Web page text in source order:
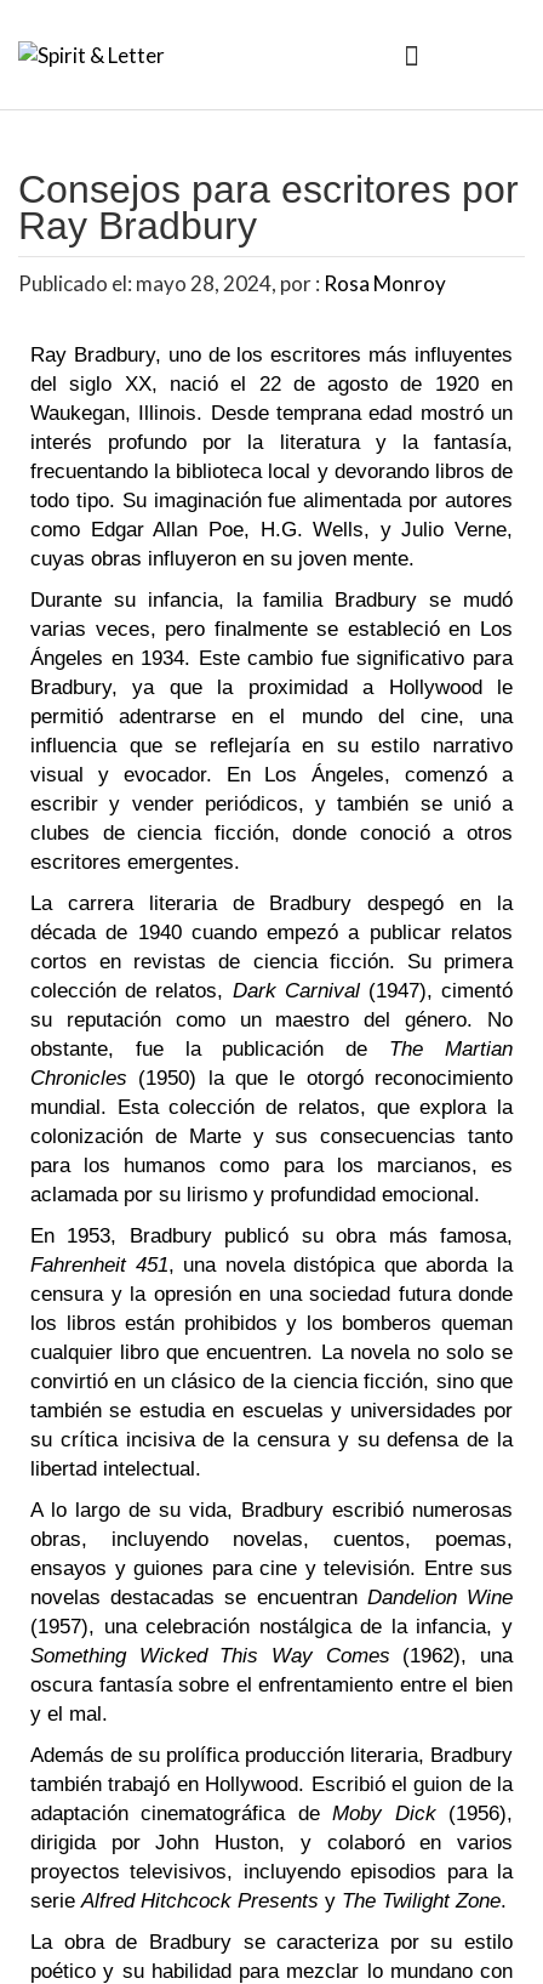
Consejos para escritores por
Ray Bradbury
Publicado el: mayo 28, 2024, por : Rosa Monroy
Ray Bradbury, uno de los escritores más influyentes
del siglo XX, nació el 22 de agosto de 1920 en
Waukegan, Illinois. Desde temprana edad mostró un
interés profundo por la literatura y la fantasía,
frecuentando la biblioteca local y devorando libros de
todo tipo. Su imaginación fue alimentada por autores
como Edgar Allan Poe, H.G. Wells, y Julio Verne,
cuyas obras influyeron en su joven mente.
Durante su infancia, la familia Bradbury se mudó
varias veces, pero finalmente se estableció en Los
Ángeles en 1934. Este cambio fue significativo para
Bradbury, ya que la proximidad a Hollywood le
permitió adentrarse en el mundo del cine, una
influencia que se reflejaría en su estilo narrativo
visual y evocador. En Los Ángeles, comenzó a
escribir y vender periódicos, y también se unió a
clubes de ciencia ficción, donde conoció a otros
escritores emergentes.
La carrera literaria de Bradbury despegó en la
década de 1940 cuando empezó a publicar relatos
cortos en revistas de ciencia ficción. Su primera
colección de relatos, Dark Carnival(1947), cimentó
su reputación como un maestro del género. No
obstante, fue la publicación de The Martian
Chronicles (1950) la que le otorgó reconocimiento
mundial. Esta colección de relatos, que explora la
colonización de Marte y sus consecuencias tanto
para los humanos como para los marcianos, es
aclamada por su lirismo y profundidad emocional.
En 1953, Bradbury publicó su obra más famosa,
Fahrenheit 451, una novela distópica que aborda la
censura y la opresión en una sociedad futura donde
los libros están prohibidos y los bomberos queman
cualquier libro que encuentren. La novela no solo se
convirtió en un clásico de la ciencia ficción, sino que
también se estudia en escuelas y universidades por
su crítica incisiva de la censura y su defensa de la
libertad intelectual.
A lo largo de su vida, Bradbury escribió numerosas
obras, incluyendo novelas, cuentos, poemas,
ensayos y guiones para cine y televisión. Entre sus
novelas destacadas se encuentran Dandelion Wine
(1957), una celebración nostálgica de la infancia, y
Something Wicked This Way Comes (1962), una
oscura fantasía sobre el enfrentamiento entre el bien
y el mal.
Además de su prolífica producción literaria, Bradbury
también trabajó en Hollywood. Escribió el guion de la
adaptación cinematográfica deMoby Dick(1956),
dirigida por John Huston, y colaboró en varios
proyectos televisivos, incluyendo episodios para la
serieAlfred Hitchcock Presents y The Twilight Zone.
La obra de Bradbury se caracteriza por su estilo
poético y su habilidad para mezclar lo mundano con